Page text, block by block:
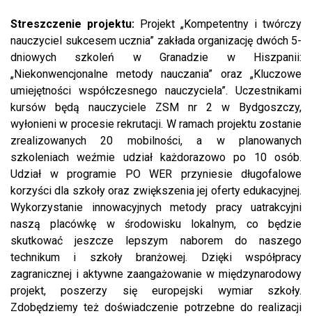
Streszczenie projektu: Projekt „Kompetentny i twórczy
nauczyciel sukcesem ucznia” zakłada organizację dwóch 5-
dniowych szkoleń w Granadzie w Hiszpanii:
„Niekonwencjonalne metody nauczania” oraz „Kluczowe
umiejętności współczesnego nauczyciela”. Uczestnikami
kursów będą nauczyciele ZSM nr 2 w Bydgoszczy,
wyłonieni w procesie rekrutacji. W ramach projektu zostanie
zrealizowanych 20 mobilności, a w planowanych
szkoleniach weźmie udział każdorazowo po 10 osób.
Udział w programie PO WER przyniesie długofalowe
korzyści dla szkoły oraz zwiększenia jej oferty edukacyjnej.
Wykorzystanie innowacyjnych metody pracy uatrakcyjni
naszą placówkę w środowisku lokalnym, co będzie
skutkować jeszcze lepszym naborem do naszego
technikum i szkoły branżowej. Dzięki współpracy
zagranicznej i aktywne zaangażowanie w międzynarodowy
projekt, poszerzy się europejski wymiar szkoły.
Zdobędziemy też doświadczenie potrzebne do realizacji